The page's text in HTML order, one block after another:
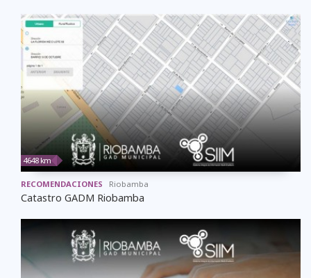
4648 km
RECOMENDACIONES Riobamba
Catastro GADM Riobamba